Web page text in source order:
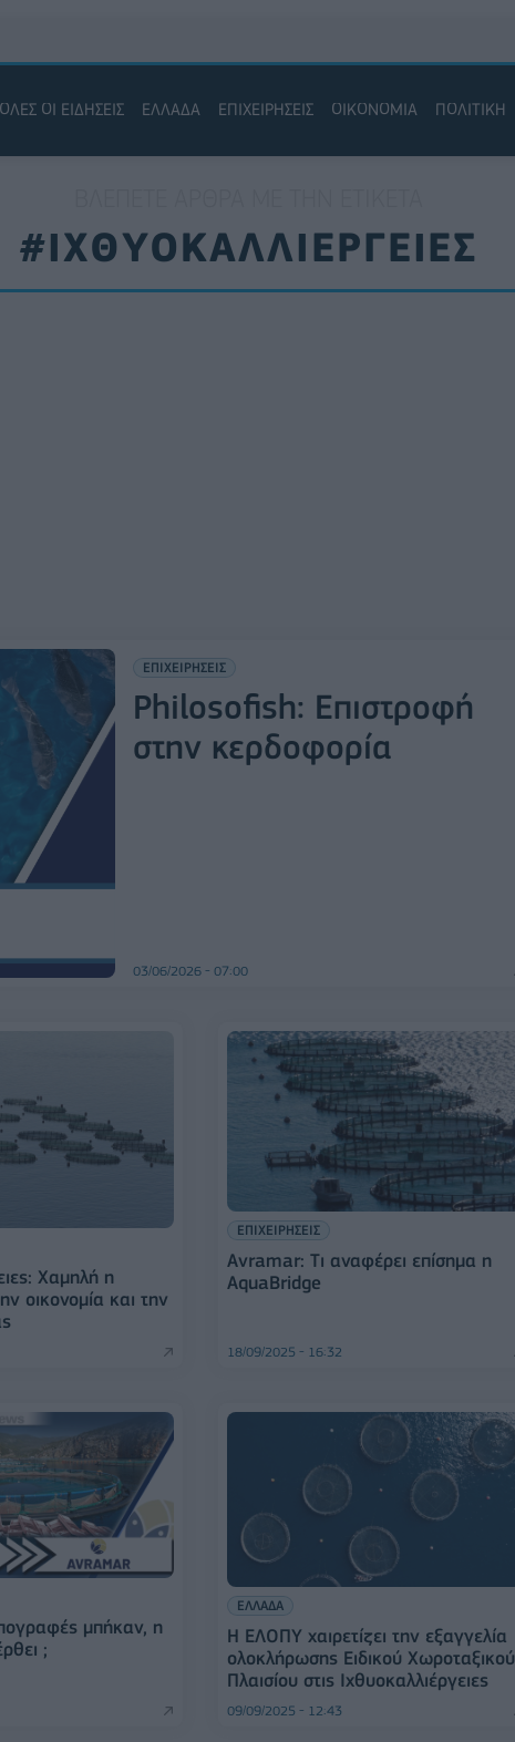
ΟΛΕΣ ΟΙ ΕΙΔΗΣΕΙΣ ΕΛΛΑΔΑ ΕΠΙΧΕΙΡΗΣΕΙΣ ΟΙΚΟΝΟΜΙΑ ΠΟΛΙΤΙΚΗ
#ΙΧΘΥΟΚΑΛΛΙΕΡΓΕΙΕΣ
ΕΠΙΧΕΙΡΗΣΕΙΣ
Philosofish: Επιστροφή
στην κερδοφορία
03/06/2026 - 07:00
Χαμηλή η
οικονομία και την
ΕΠΙΧΕΙΡΗΣΕΙΣ
Avramar: Tι αναφέρει επίσημα η
AquaBridge
18/09/2025 - 16:32
μπήκαν, η
;
ΕΛΛΑΔΑ
Η ΕΛΟΠΥ χαιρετίζει την εξαγγελία
ολοκλήρωσης Ειδικού Χωροταξικού
Πλαισίου στις Ιχθυοκαλλιέργειες
09/09/2025 - 12:43